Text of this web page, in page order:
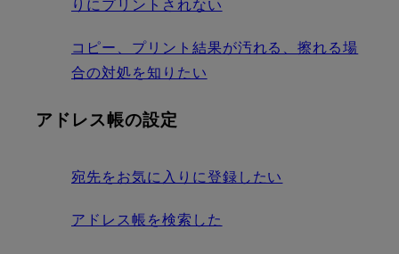
りにプリントされない
コピー、プリント結果が汚れる、擦れる場
合の対処を知りたい
アドレス帳の設定
宛先をお気に入りに登録したい
アドレス帳を検索した